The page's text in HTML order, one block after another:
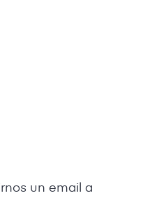
un email a